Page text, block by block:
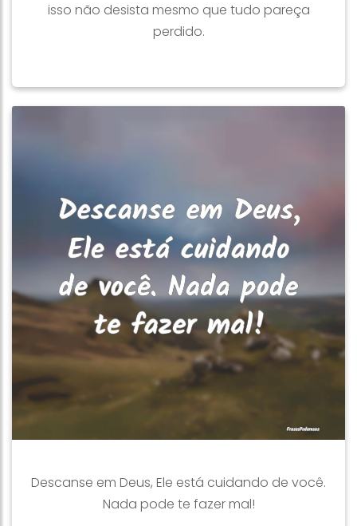
isso não desista mesmo que tudo pareça
perdido.
Descanse em Deus, Ele está cuidando de você.
Nada pode te fazer mal!